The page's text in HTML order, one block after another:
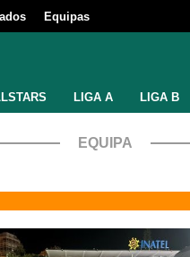
Equipas
LIGA A LIGA B
EQUIPA